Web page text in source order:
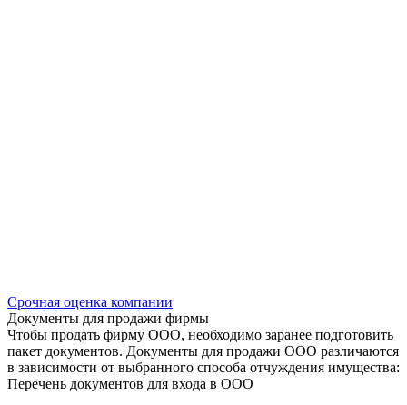
Срочная оценка компании
Документы для продажи фирмы
Чтобы продать фирму ООО, необходимо заранее подготовить
пакет документов. Документы для продажи ООО различаются
в зависимости от выбранного способа отчуждения имущества:
Перечень документов для входа в ООО